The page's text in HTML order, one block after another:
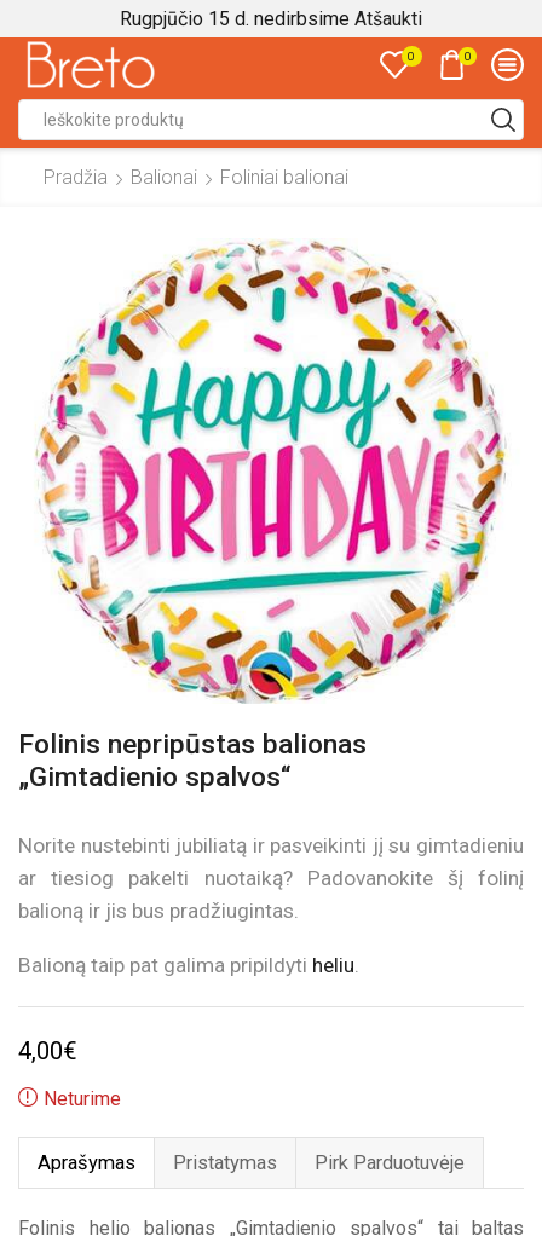
Rugpjūčio 15 d. nedirbsime Atšaukti
0 0
input
Pradžia Balionai Foliniai balionai
Folinis nepripūstas balionas
„Gimtadienio spalvos“
Norite nustebinti jubiliatą ir pasveikinti jį su gimtadieniu
ar tiesiog pakelti nuotaiką? Padovanokite šį folinį
balioną ir jis bus pradžiugintas.
Balioną taip pat galima pripildyti heliu.
4,00€
Neturime
Aprašymas Pristatymas Pirk Parduotuvėje
Folinis helio balionas „Gimtadienio spalvos“ tai baltas